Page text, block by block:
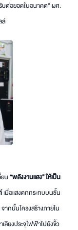
บต่อยอดในอนาคต” ผศ.
ล์
น“พลังงานแสง” ให้เป็น
เมื่อแสงตกกระทบบนชั้น
กนั้นโครงสร้างภายใน
เลียงประจุไฟฟ้าไปยังขั้ว